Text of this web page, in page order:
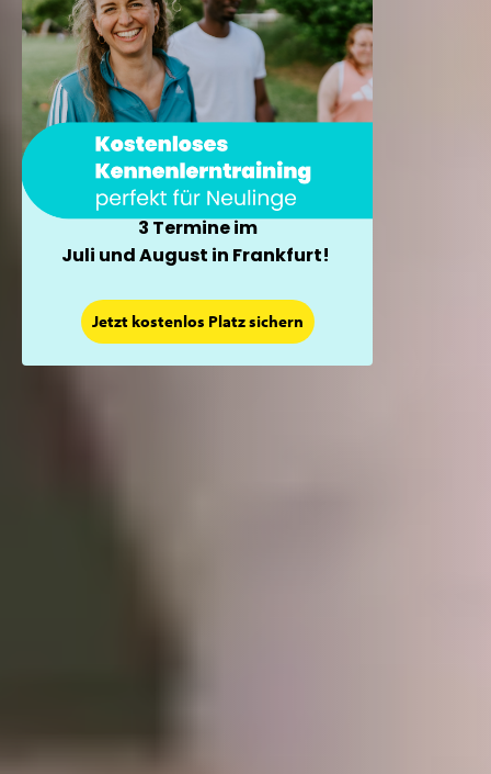
3 Termine im
Juli und August in Frankfurt!
Jetzt kostenlos Platz sichern